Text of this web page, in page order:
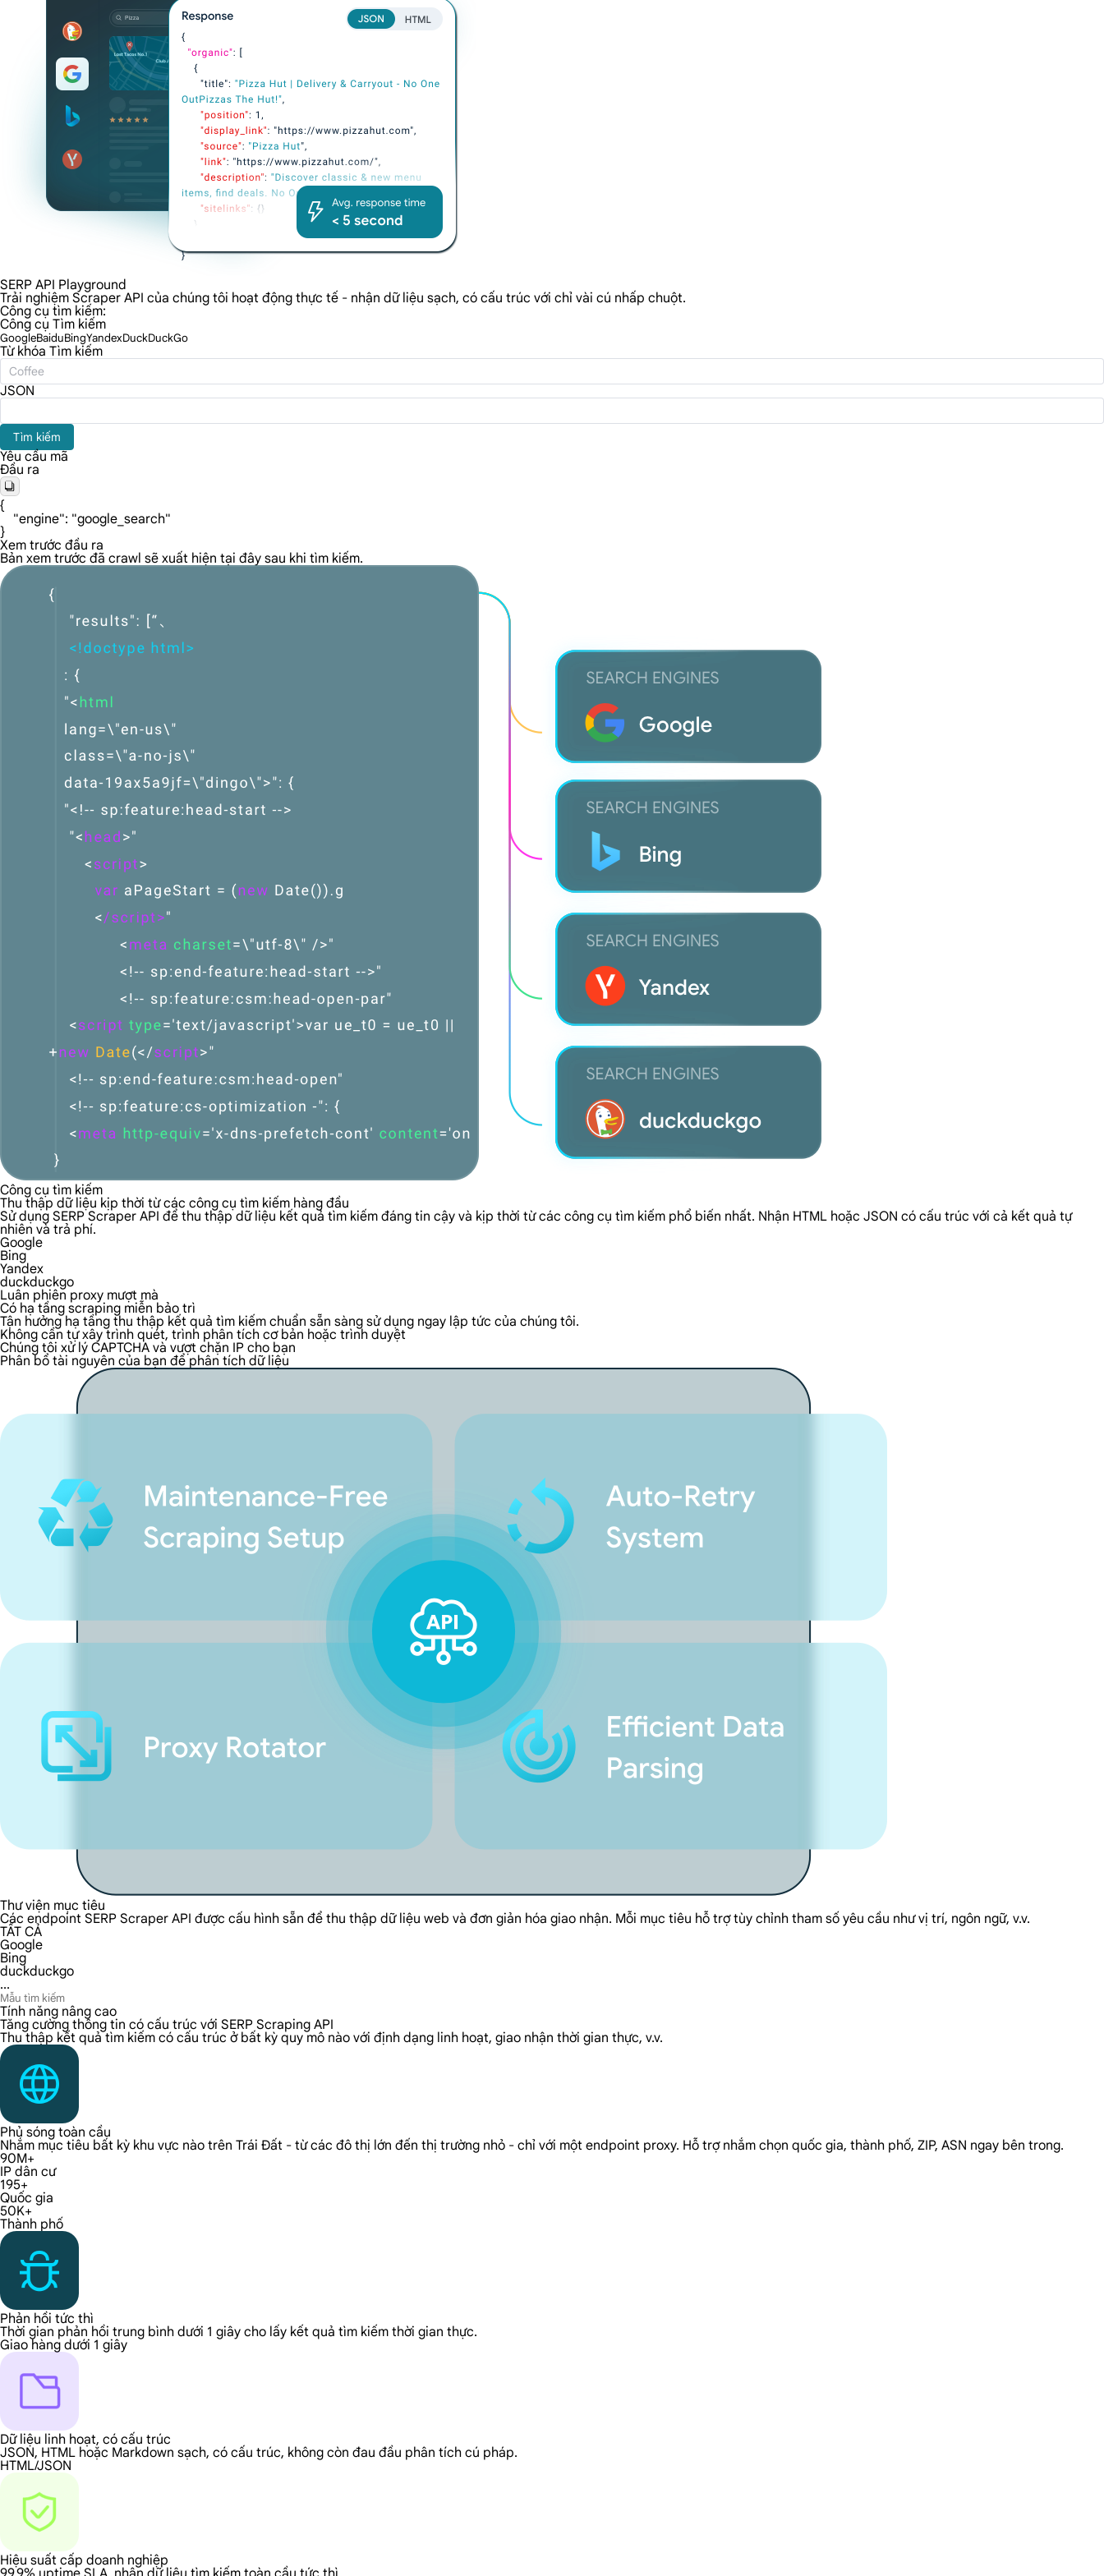
SERP API Playground
Trải nghiệm Scraper API của chúng tôi hoạt động thực tế - nhận dữ liệu sạch, có cấu trúc với chỉ vài cú nhấp chuột.
Công cụ tìm kiếm:
Công cụ Tìm kiếm
GoogleBaiduBingYandexDuckDuckGo
Từ khóa Tìm kiếm
JSON
Tìm kiếm
Yêu cầu mã
Đầu ra
{
    "engine": "google_search"
}
Xem trước đầu ra
Bản xem trước đã crawl sẽ xuất hiện tại đây sau khi tìm kiếm.
Công cụ tìm kiếm
Thu thập dữ liệu kịp thời từ các công cụ tìm kiếm hàng đầu
Sử dụng SERP Scraper API để thu thập dữ liệu kết quả tìm kiếm đáng tin cậy và kịp thời từ các công cụ tìm kiếm phổ biến nhất. Nhận HTML hoặc JSON có cấu trúc với cả kết quả tự
nhiên và trả phí.
Google
Bing
Yandex
duckduckgo
Luân phiên proxy mượt mà
Có hạ tầng scraping miễn bảo trì
Tận hưởng hạ tầng thu thập kết quả tìm kiếm chuẩn sẵn sàng sử dụng ngay lập tức của chúng tôi.
Không cần tự xây trình quét, trình phân tích cơ bản hoặc trình duyệt
Chúng tôi xử lý CAPTCHA và vượt chặn IP cho bạn
Phân bổ tài nguyên của bạn để phân tích dữ liệu
Thư viện mục tiêu
Các endpoint SERP Scraper API được cấu hình sẵn để thu thập dữ liệu web và đơn giản hóa giao nhận. Mỗi mục tiêu hỗ trợ tùy chỉnh tham số yêu cầu như vị trí, ngôn ngữ, v.v.
TẤT CẢ
Google
Bing
duckduckgo
...
Tính năng nâng cao
Tăng cường thông tin có cấu trúc với SERP Scraping API
Thu thập kết quả tìm kiếm có cấu trúc ở bất kỳ quy mô nào với định dạng linh hoạt, giao nhận thời gian thực, v.v.
Phủ sóng toàn cầu
Nhắm mục tiêu bất kỳ khu vực nào trên Trái Đất - từ các đô thị lớn đến thị trường nhỏ - chỉ với một endpoint proxy. Hỗ trợ nhắm chọn quốc gia, thành phố, ZIP, ASN ngay bên trong.
90M+
IP dân cư
195+
Quốc gia
50K+
Thành phố
Phản hồi tức thì
Thời gian phản hồi trung bình dưới 1 giây cho lấy kết quả tìm kiếm thời gian thực.
Giao hàng dưới 1 giây
Dữ liệu linh hoạt, có cấu trúc
JSON, HTML hoặc Markdown sạch, có cấu trúc, không còn đau đầu phân tích cú pháp.
HTML/JSON
Hiệu suất cấp doanh nghiệp